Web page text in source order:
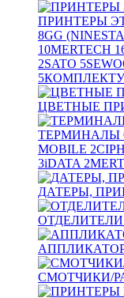
ПРИНТЕРЫ
8GG
10MERTECH
2SATO 5
5
ЦВЕТНЫЕ
ТЕРМИНАЛЫ
MOBILE 2
3iDATA 2
ДАТЕРЫ,
СМОТЧИКИ/